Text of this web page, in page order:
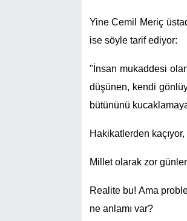
Yine Cemil Meriç
ise söyle tarif ediyor:
"İnsan mukaddesi
düşünen, kendi
bütününü
Hakikatlerden
Millet olarak zor
Realite bu! Ama
ne anlamı var?